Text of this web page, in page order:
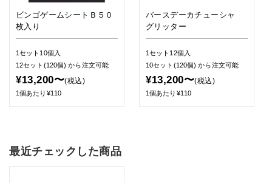
ビンゴゲームシートＢ５０
枚入り
1セット10個入
12セット(120個)から注文可能
¥13,200〜(税込)
1個あたり¥110
バースデーカチューシャ
グリッター
1セット12個入
10セット(120個)から注文可能
¥13,200〜(税込)
1個あたり¥110
最近チェックした商品